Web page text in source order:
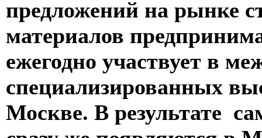
предложений на рынке
материалов
ежегодно участвует в
специализированных
Москве. В результате